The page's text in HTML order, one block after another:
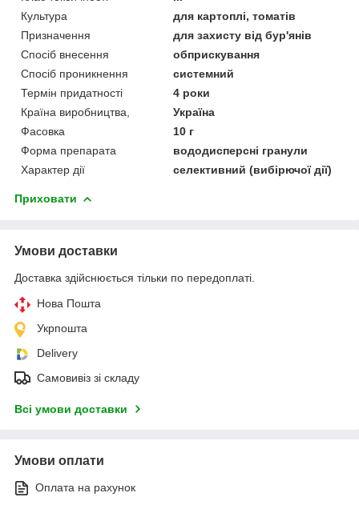
Культура
для картоплі, томатів
Призначення
для захисту від бур'янів
Спосіб внесення
обприскування
Спосіб проникнення
системний
Термін придатності
4 роки
Країна виробництва,
Україна
Фасовка
10 г
Форма препарата
вододисперсні гранули
Характер дії
селективний (вибірючої дії)
Приховати
Умови доставки
Доставка здійснюється тільки по передоплаті.
Нова Пошта
Укрпошта
Delivery
Самовивіз зі складу
Всі умови доставки
Умови оплати
Оплата на рахунок